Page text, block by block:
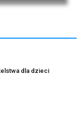
dla dzieci